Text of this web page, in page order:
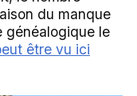
du manque
généalogique le
être vu ici